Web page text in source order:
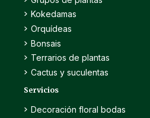
Kokedamas
Orquídeas
Bonsais
Terrarios de plantas
Cactus y suculentas
Servicios
Decoración floral bodas